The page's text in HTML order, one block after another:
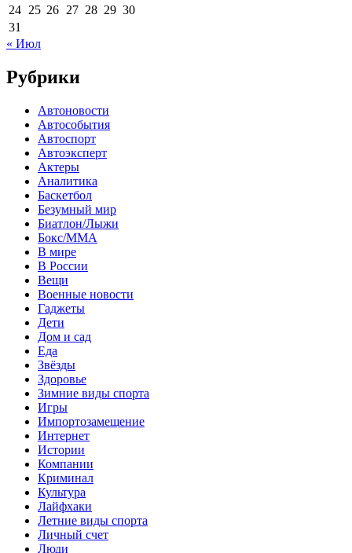
24 25 26 27 28 29 30
31
« Июл
Рубрики
Автоновости
Автособытия
Автоспорт
Автоэксперт
Актеры
Аналитика
Баскетбол
Безумный мир
Биатлон/Лыжи
Бокс/MMA
В мире
В России
Вещи
Военные новости
Гаджеты
Дети
Дом и сад
Еда
Звёзды
Здоровье
Зимние виды спорта
Игры
Импортозамещение
Интернет
Истории
Компании
Криминал
Культура
Лайфхаки
Летние виды спорта
Личный счет
Люди